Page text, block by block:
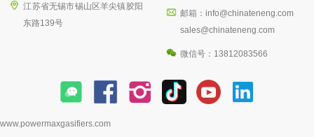
江苏省无锡市锡山区羊尖镇胶阳
东路139号
邮箱：info@chinateneng.com
sales@chinateneng.com
微信号：13812083566
www.powermaxgasifiers.com